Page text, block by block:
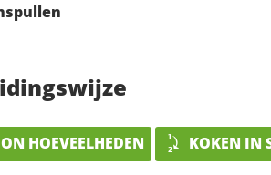
HOEVEELHEDEN KOKEN IN